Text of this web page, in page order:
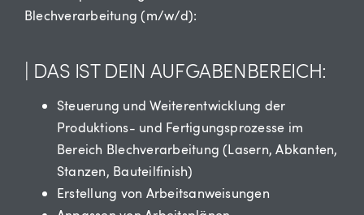
Blechverarbeitung (m/w/d):
| DAS IST DEIN AUFGABENBEREICH:
Steuerung und Weiterentwicklung der
Produktions- und Fertigungsprozesse im
Bereich Blechverarbeitung (Lasern, Abkanten,
Stanzen, Bauteilfinish)
Erstellung von Arbeitsanweisungen